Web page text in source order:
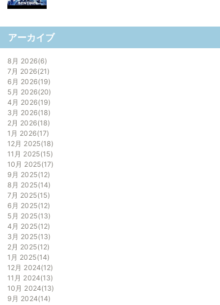
アーカイブ
8月 2026 6
7月 2026 21
6月 2026 19
5月 2026 20
4月 2026 19
3月 2026 18
2月 2026 18
1月 2026 17
12月 2025 18
11月 2025 15
10月 2025 17
9月 2025 12
8月 2025 14
7月 2025 15
6月 2025 12
5月 2025 13
4月 2025 12
3月 2025 13
2月 2025 12
1月 2025 14
12月 2024 12
11月 2024 13
10月 2024 13
9月 2024 14